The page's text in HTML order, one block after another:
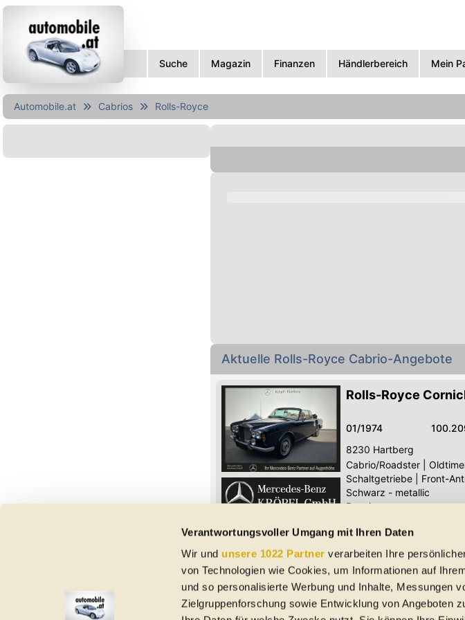
Verantwortungsvoller Umgang mit Ihren Daten
Wir und unsere 1022 Partner verarbeiten Ihre
von Technologien wie Cookies, um Informationen auf
und so personalisierte Werbung und Inhalte, Messungen
Zielgruppenforschung sowie Entwicklung von Angeboten
Suche Magazin Finanzen Händlerbereich Mein
Automobile.at Cabrios Rolls-Royce
Aktuelle Rolls-Royce Cabrio-Angebote
Rolls-Royce
01/1974
8230 Hartberg
Cabrio/Roadster
Schaltgetriebe
Front-
Schwarz - metallic
Benzin
Alle Rolls-Royce
Vorbehaltlich Irrtümer, Schreibfehler und Zwischenverkauf.
etc. beziehen sich auf EU-Normen sowie auf Neuwagen.
Nutzungsbedingungen keine Gewähr für die Richtigkeit der